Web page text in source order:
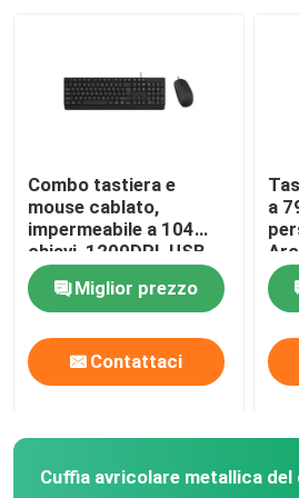
Contattaci
Notizie
Casi
Tastiera e topo di computer
Combo tastiera e
mouse cablato,
impermeabile a 104
chiavi, 1200DPI, USB
plug-and-play, per
uffici, scuole
Miglior prezzo
Contattaci
a